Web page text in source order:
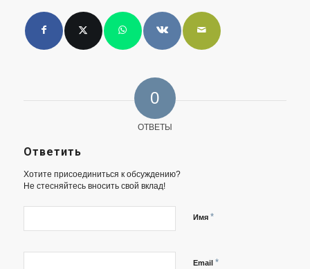
0
ОТВЕТЫ
Ответить
Хотите присоединиться к обсуждению?
Не стесняйтесь вносить свой вклад!
Имя *
Email *